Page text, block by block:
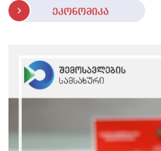
ეკონომიკა